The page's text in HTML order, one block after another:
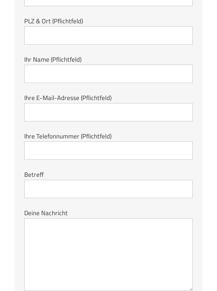
PLZ & Ort (Pflichtfeld)
Ihr Name (Pflichtfeld)
Ihre E-Mail-Adresse (Pflichtfeld)
Ihre Telefonnummer (Pflichtfeld)
Betreff
Deine Nachricht